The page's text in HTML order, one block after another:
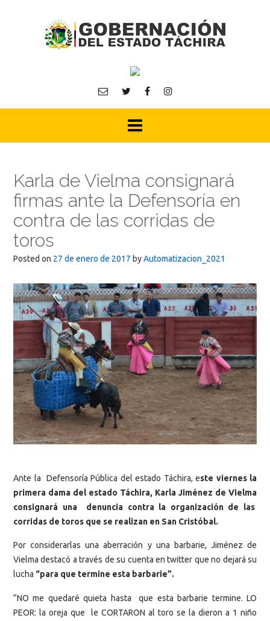
Karla de Vielma consignará
firmas ante la Defensoría en
contra de las corridas de
toros
Posted on 27 de enero de 2017 byAutomatizacion_2021
Ante la Defensoría Pública del estado Táchira, este viernes la
primera dama del estado Táchira, Karla Jiménez de Vielma
consignará una denuncia contra la organización de las
corridas de toros que se realizan en San Cristóbal.
Por considerarlas una aberración y una barbarie, Jiménez de
Vielma destacó a través de su cuenta en twitter que no dejará su
lucha “para que termine esta barbarie”.
“NO me quedaré quieta hasta que esta barbarie termine. LO
PEOR: la oreja que le CORTARON al toro se la dieron a 1 niño